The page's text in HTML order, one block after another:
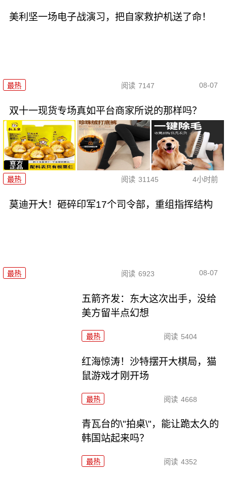
美利坚一场电子战演习，把自家救护机送了命！
最热 阅读 7147 08-07
双十一现货专场真如平台商家所说的那样吗？
最热 阅读 31145 4小时前
莫迪开大！砸碎印军17个司令部，重组指挥结构
最热 阅读 6923 08-07
五箭齐发：东大这次出手，没给
美方留半点幻想
最热 阅读 5404
红海惊涛！沙特摆开大棋局，猫
鼠游戏才刚开场
最热 阅读 4668
青瓦台的\"拍桌\"，能让跪太久的
韩国站起来吗？
最热 阅读 4352